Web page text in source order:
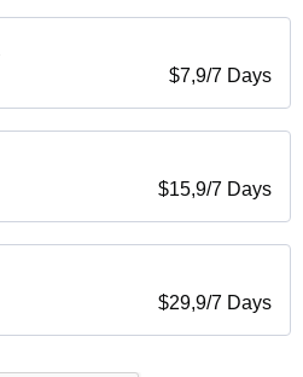
$7,9/7 Days
$15,9/7 Days
$29,9/7 Days